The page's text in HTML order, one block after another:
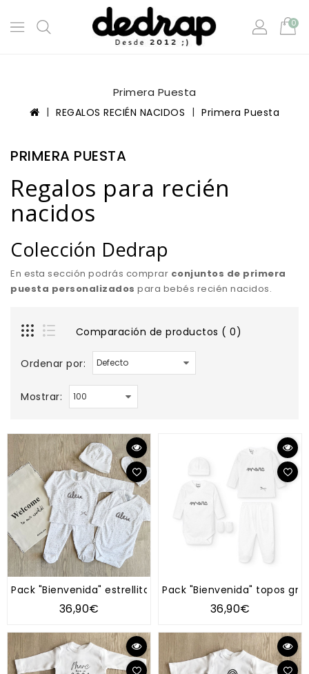
0
Primera Puesta
REGALOS RECIÉN NACIDOS Primera Puesta
PRIMERA PUESTA
Regalos para recién
nacidos
Colección Dedrap
En esta sección podrás comprar conjuntos de primera
puesta personalizados para bebés recién nacidos.
Comparación de productos ( 0)
Ordenar por:
Mostrar:
Pack "Bienvenida" estrellitas gris
36,90€
Pack "Bienvenida" topos gris
36,90€